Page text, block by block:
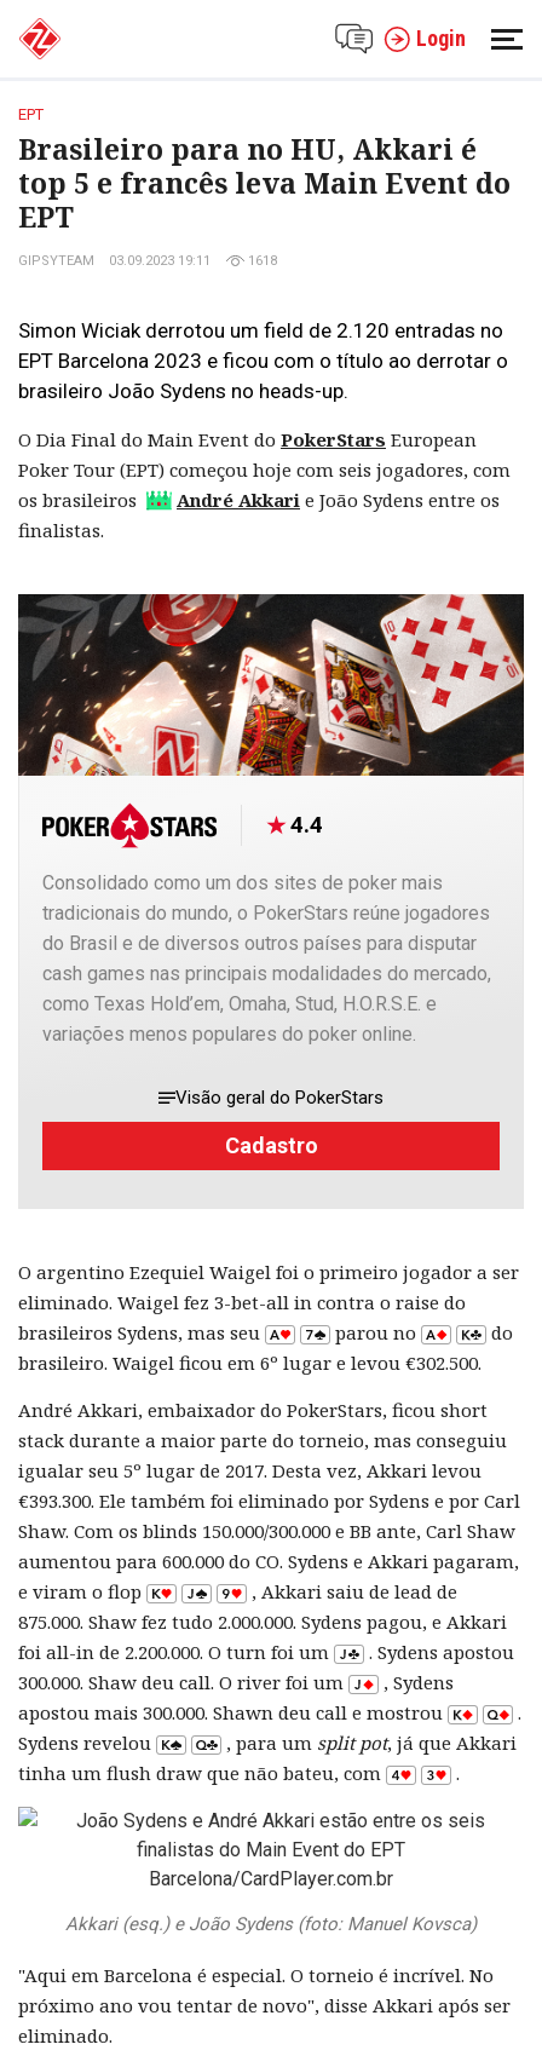
Login
EPT
Brasileiro para no HU, Akkari é
top 5 e francês leva Main Event do
EPT
GIPSYTEAM 03.09.2023 19:11 1618
Simon Wiciak derrotou um field de 2.120 entradas no
EPT Barcelona 2023 e ficou com o título ao derrotar o
brasileiro João Sydens no heads-up.
O Dia Final do Main Event do PokerStars European
Poker Tour (EPT) começou hoje com seis jogadores, com
os brasileiros
André Akkari e João Sydens entre os
finalistas.
4.4
Consolidado como um dos sites de poker mais
tradicionais do mundo, o PokerStars reúne jogadores
do Brasil e de diversos outros países para disputar
cash games nas principais modalidades do mercado,
como Texas Hold’em, Omaha, Stud, H.O.R.S.E. e
variações menos populares do poker online.
Visão geral do PokerStars
Cadastro
O argentino Ezequiel Waigel foi o primeiro jogador a ser
eliminado. Waigel fez 3-bet-all in contra o raise do
brasileiros Sydens, mas seu
parou no
do
brasileiro. Waigel ficou em 6º lugar e levou €302.500.
André Akkari, embaixador do PokerStars, ficou short
stack durante a maior parte do torneio, mas conseguiu
igualar seu 5º lugar de 2017. Desta vez, Akkari levou
€393.300. Ele também foi eliminado por Sydens e por Carl
Shaw. Com os blinds 150.000/300.000 e BB ante, Carl Shaw
aumentou para 600.000 do CO. Sydens e Akkari pagaram,
e viram o flop
, Akkari saiu de lead de
875.000. Shaw fez tudo 2.000.000. Sydens pagou, e Akkari
foi all-in de 2.200.000. O turn foi um
. Sydens apostou
300.000. Shaw deu call. O river foi um
, Sydens
apostou mais 300.000. Shawn deu call e mostrou
.
Sydens revelou
, para um split pot, já que Akkari
tinha um flush draw que não bateu, com
.
Akkari (esq.) e João Sydens (foto: Manuel Kovsca)
"Aqui em Barcelona é especial. O torneio é incrível. No
próximo ano vou tentar de novo", disse Akkari após ser
eliminado.